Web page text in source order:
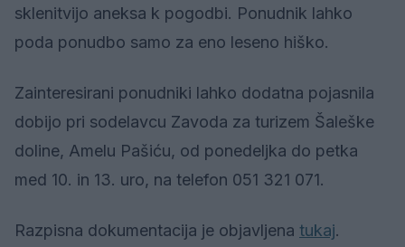
sklenitvijo aneksa k pogodbi. Ponudnik lahko
poda ponudbo samo za eno leseno hiško.
Zainteresirani ponudniki lahko dodatna pojasnila
dobijo pri sodelavcu Zavoda za turizem Šaleške
doline, Amelu Pašiću, od ponedeljka do petka
med 10. in 13. uro, na telefon 051 321 071.
Razpisna dokumentacija je objavljena tukaj.